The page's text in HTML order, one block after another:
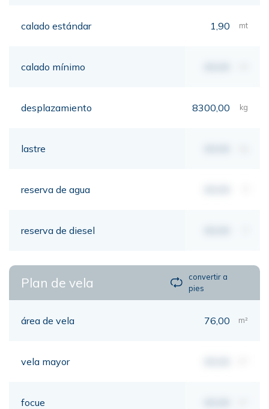
calado estándar 1,90 mt
calado mínimo
desplazamiento 8300,00 kg
lastre
reserva de agua
reserva de diesel
Plan de vela
convertir a
pies
área de vela 76,00 m²
vela mayor
focue